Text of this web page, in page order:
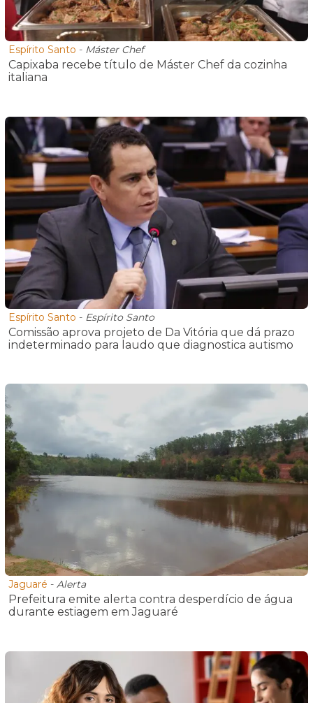
Espírito Santo - Máster Chef
Capixaba recebe título de Máster Chef da cozinha
italiana
Espírito Santo - Espírito Santo
Comissão aprova projeto de Da Vitória que dá prazo
indeterminado para laudo que diagnostica autismo
Jaguaré - Alerta
Prefeitura emite alerta contra desperdício de água
durante estiagem em Jaguaré